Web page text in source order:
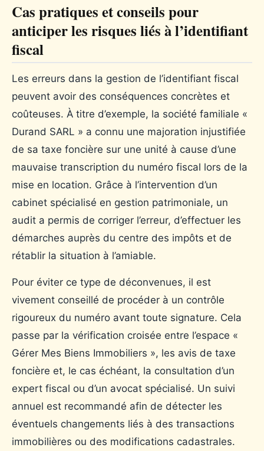
Cas pratiques et conseils pour
anticiper les risques liés à l’identifiant
fiscal
Les erreurs dans la gestion de l’identifiant fiscal
peuvent avoir des conséquences concrètes et
coûteuses. À titre d’exemple, la société familiale «
Durand SARL » a connu une majoration injustifiée
de sa taxe foncière sur une unité à cause d’une
mauvaise transcription du numéro fiscal lors de la
mise en location. Grâce à l’intervention d’un
cabinet spécialisé en gestion patrimoniale, un
audit a permis de corriger l’erreur, d’effectuer les
démarches auprès du centre des impôts et de
rétablir la situation à l’amiable.
Pour éviter ce type de déconvenues, il est
vivement conseillé de procéder à un contrôle
rigoureux du numéro avant toute signature. Cela
passe par la vérification croisée entre l’espace «
Gérer Mes Biens Immobiliers », les avis de taxe
foncière et, le cas échéant, la consultation d’un
expert fiscal ou d’un avocat spécialisé. Un suivi
annuel est recommandé afin de détecter les
éventuels changements liés à des transactions
immobilières ou des modifications cadastrales.